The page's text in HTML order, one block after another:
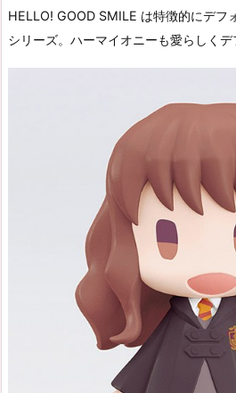
HELLO! GOOD SMILE は特徴的にデフ
シリーズ。ハーマイオニーも愛らしくデ